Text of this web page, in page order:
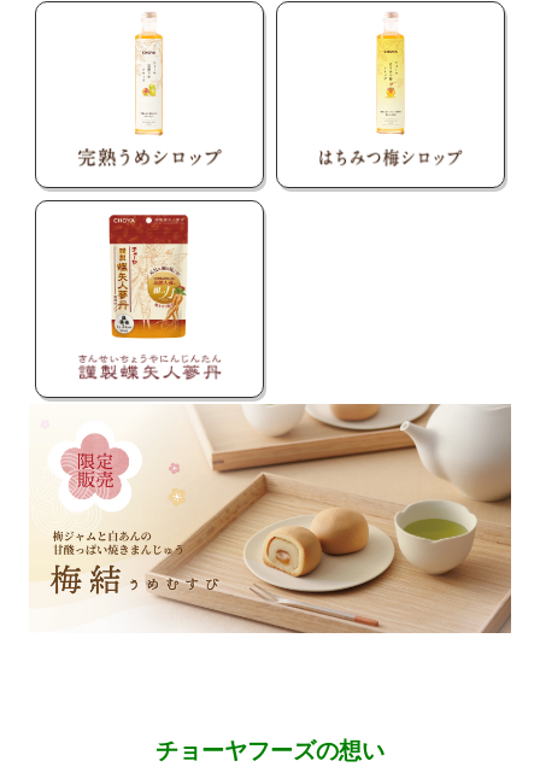
チョーヤフーズの想い